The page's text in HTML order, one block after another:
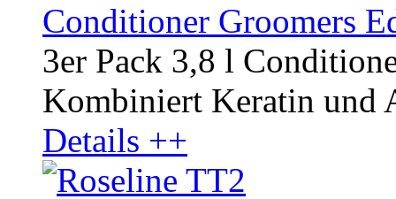
Conditioner Groomers
3er Pack 3,8 l
Kombiniert Keratin und
Details ++